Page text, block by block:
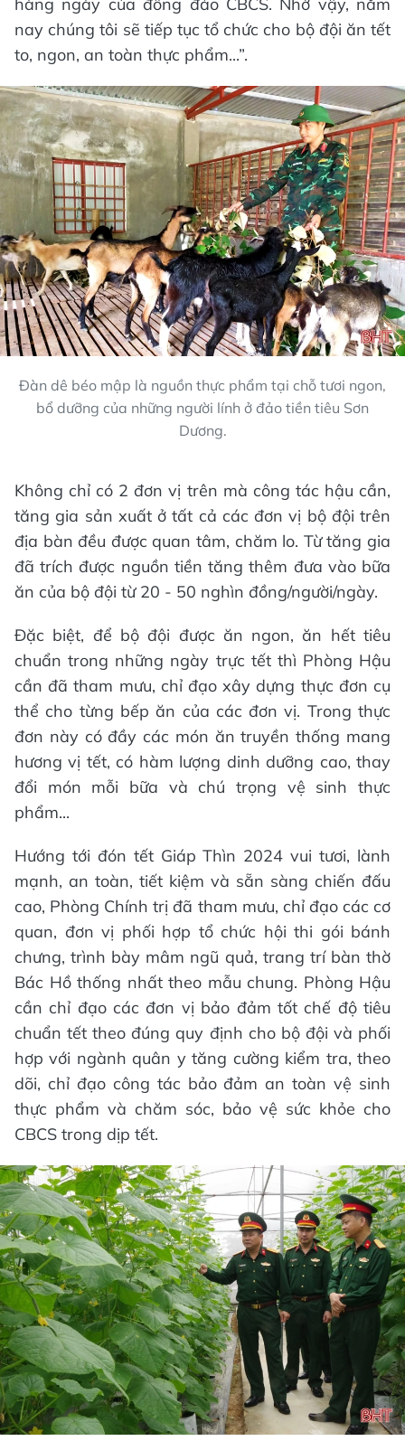
nay chúng tôi sẽ tiếp tục tổ chức cho bộ đội ăn tết
to, ngon, an toàn thực phẩm...”.
Đàn dê béo mập là nguồn thực phẩm tại chỗ tươi ngon,
bổ dưỡng của những người lính ở đảo tiền tiêu Sơn
Dương.
Không chỉ có 2 đơn vị trên mà công tác hậu cần,
tăng gia sản xuất ở tất cả các đơn vị bộ đội trên
địa bàn đều được quan tâm, chăm lo. Từ tăng gia
đã trích được nguồn tiền tăng thêm đưa vào bữa
ăn của bộ đội từ 20 - 50 nghìn đồng/người/ngày.
Đặc biệt, để bộ đội được ăn ngon, ăn hết tiêu
chuẩn trong những ngày trực tết thì Phòng Hậu
cần đã tham mưu, chỉ đạo xây dựng thực đơn cụ
thể cho từng bếp ăn của các đơn vị. Trong thực
đơn này có đầy các món ăn truyền thống mang
hương vị tết, có hàm lượng dinh dưỡng cao, thay
đổi món mỗi bữa và chú trọng vệ sinh thực
phẩm...
Hướng tới đón tết Giáp Thìn 2024 vui tươi, lành
mạnh, an toàn, tiết kiệm và sẵn sàng chiến đấu
cao, Phòng Chính trị đã tham mưu, chỉ đạo các cơ
quan, đơn vị phối hợp tổ chức hội thi gói bánh
chưng, trình bày mâm ngũ quả, trang trí bàn thờ
Bác Hồ thống nhất theo mẫu chung. Phòng Hậu
cần chỉ đạo các đơn vị bảo đảm tốt chế độ tiêu
chuẩn tết theo đúng quy định cho bộ đội và phối
hợp với ngành quân y tăng cường kiểm tra, theo
dõi, chỉ đạo công tác bảo đảm an toàn vệ sinh
thực phẩm và chăm sóc, bảo vệ sức khỏe cho
CBCS trong dịp tết.